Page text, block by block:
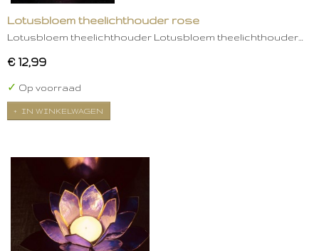
Lotusbloem theelichthouder rose
Lotusbloem theelichthouder Lotusbloem theelichthouder…
€ 12,99
✓ Op voorraad
IN WINKELWAGEN